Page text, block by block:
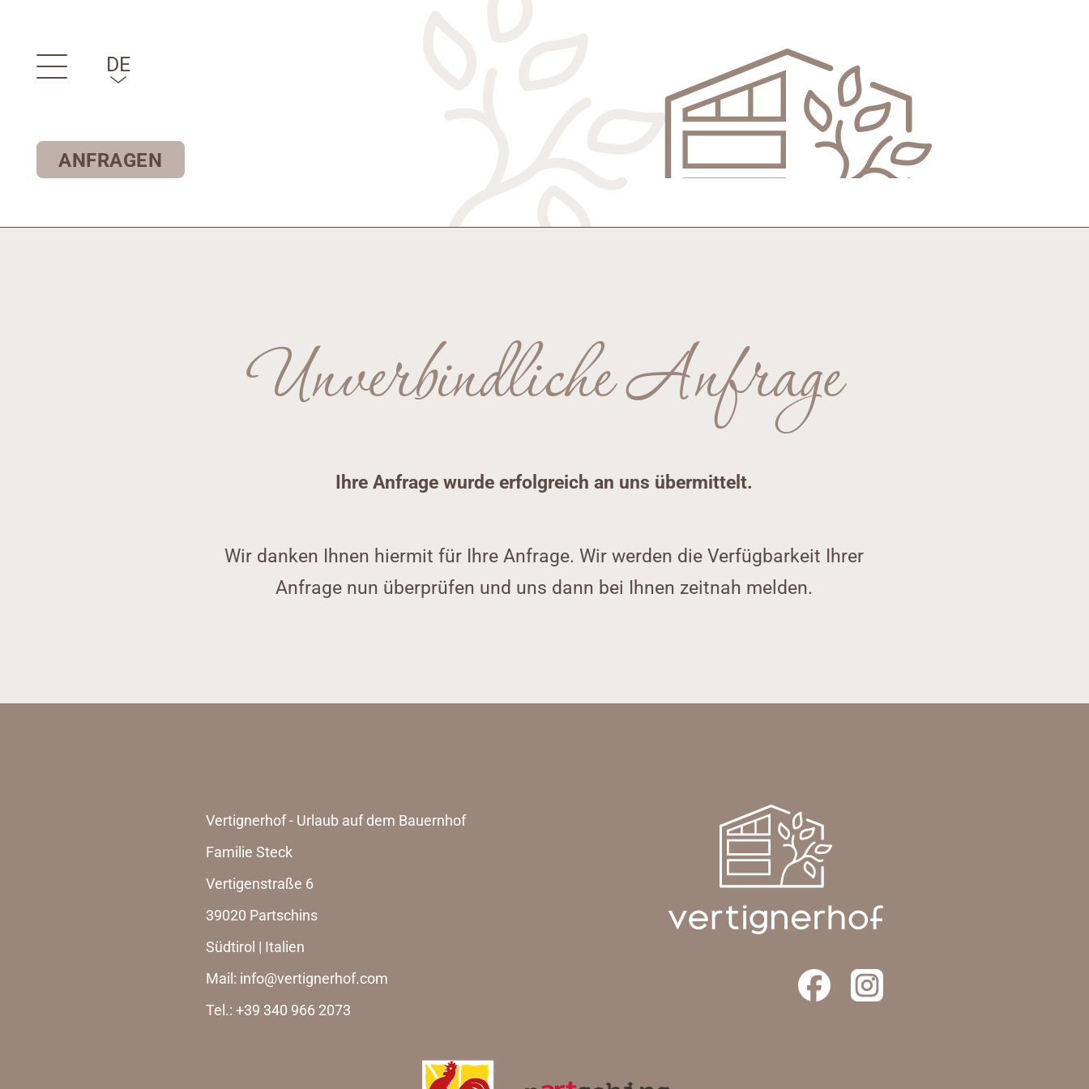
ANFRAGEN
DE
Unverbindliche Anfrage
Ihre Anfrage wurde erfolgreich an uns übermittelt.
Wir danken Ihnen hiermit für Ihre Anfrage. Wir werden die Verfügbarkeit Ihrer
Anfrage nun überprüfen und uns dann bei Ihnen zeitnah melden.
Vertignerhof - Urlaub auf dem Bauernhof
Familie Steck
Vertigenstraße 6
39020 Partschins
Südtirol | Italien
Mail: info@vertignerhof.com
Tel.: +39 340 966 2073